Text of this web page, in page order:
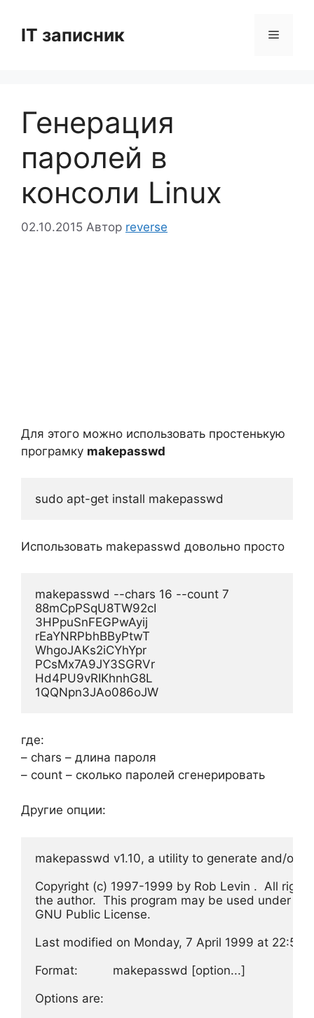
вмістуIT записник Меню
Генерация
паролей в
консоли Linux
02.10.2015 Автор reverse
Для этого можно использовать простенькую
програмку makepasswd
Использовать makepasswd довольно просто
makepasswd --chars 16 --count 7
88mCpPSqU8TW92cI
3HPpuSnFEGPwAyij
rEaYNRPbhBByPtwT
WhgoJAKs2iCYhYpr
PCsMx7A9JY3SGRVr
Hd4PU9vRIKhnhG8L
где:
– chars – длина пароля
– count – сколько паролей сгенерировать
Другие опции:
makepasswd v1.10, a utility to generate and/or
Copyright (c) 1997-1999 by Rob Levin .  All
the author.  This program may be used under
GNU Public License.
Last modified on Monday, 7 April 1999 at 22:56
Format:          makepasswd [option...]
Options are: